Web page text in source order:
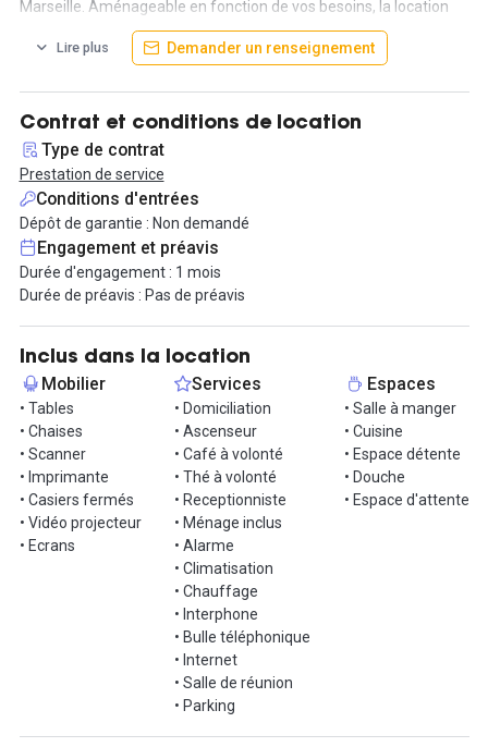
Marseille. Aménageable en fonction de vos besoins, la location
est possible, à la journée, à la semaine, au mois et à l’année et
vous donne accès à tous les services proposés au sein de ce
Disponible en prestation de services pour 450 euros HT par mois
toutes charges comprises.
De nombreux services sont compris dans la location : internet et
wi-fi haut débit; accès à une imprimante et scan, boissons
chaudes à volonté, salle de réunion sur réservation,
vidéoprojecteur, visio conférence et accès à une cuisine équipée.
Possibilité de domiciliation.
Au cœur de la Zone Franche Urbaine, avec une vue imprenable,
Marseille et la Méditerranée, cet espace de coworking se situe
dans le quartier attractif en pleine mutation de la Cabucelle.
L'espace propose plusieurs solutions : 44 postes de coworking
distanciés, 4 bureaux fermés, 2 salles de réunion équipées et une
Agora, une cabine d’appel, un lieu événementiel, des espaces de
détente, une salle de sport, une grande cuisine,des prestations de
massages, et des moments de partage avec les membres du
réseau.
Accès :
Proche des arrêts de Métro Capitaine Gèze et Bougainville, à
seulement 10 minutes du Vieux-Port, et facilement accessible
depuis l’Estaque ou la périphérie de Marseille en voiture.
Place de parking à 50 euros par mois.
C’est le nouvel espace de travail partagé inclusif, équipé,
abordable, et confortable pour tous avec vue sur la Méditerranée.
Lire plus Demander un renseignement
Contrat et conditions de location
Type de contrat
Prestation de service
Conditions d'entrées
Dépôt de garantie : Non demandé
Engagement et préavis
Durée d'engagement : 1 mois
Durée de préavis : Pas de préavis
Inclus dans la location
Mobilier
• Tables
• Chaises
• Scanner
• Imprimante
• Casiers fermés
• Vidéo projecteur
• Ecrans
Services
• Domiciliation
• Ascenseur
• Café à volonté
• Thé à volonté
• Receptionniste
• Ménage inclus
• Alarme
• Climatisation
• Chauffage
• Interphone
• Bulle téléphonique
• Internet
• Salle de réunion
• Parking
Espaces
• Salle à manger
• Cuisine
• Espace détente
• Douche
• Espace d'attente